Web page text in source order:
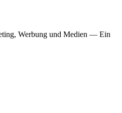
Werbung und Medien — Ein